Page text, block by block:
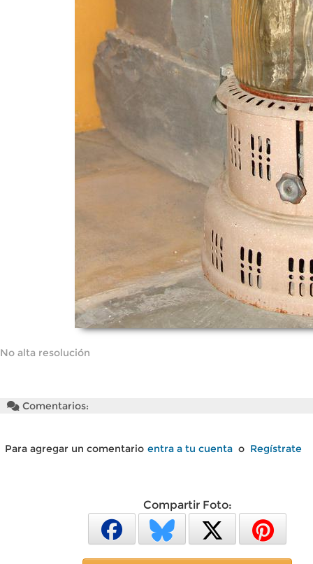
No alta resolución
Comentarios:
Para agregar un comentario entra a tu cuenta o Regístrate
Compartir Foto: